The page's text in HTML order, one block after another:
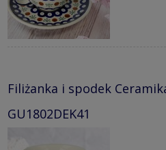
Filiżanka i spodek
GU1802DEK41